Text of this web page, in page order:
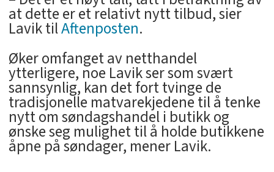
at dette er et relativt nytt tilbud, sier
Lavik tilAftenposten.
Øker omfanget av netthandel
ytterligere, noe Lavik ser som svært
sannsynlig, kan det fort tvinge de
tradisjonelle matvarekjedene til å tenke
nytt om søndagshandel i butikk og
ønske seg mulighet til å holde butikkene
åpne på søndager, mener Lavik.